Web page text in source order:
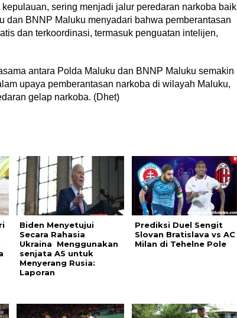
sering menjadi jalur peredaran narkoba baik
BNNP Maluku menyadari bahwa pemberantasan
dan terkoordinasi, termasuk penguatan intelijen,
antara Polda Maluku dan BNNP Maluku semakin
upaya pemberantasan narkoba di wilayah Maluku,
gelap narkoba. (Dhet)
Biden Menyetujui
Secara Rahasia
Ukraina Menggunakan
senjata AS untuk
Menyerang Rusia:
Laporan
Prediksi Duel Sengit
Slovan Bratislava vs AC
Milan di Tehelne Pole